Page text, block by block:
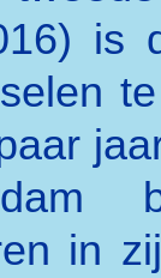
is
in